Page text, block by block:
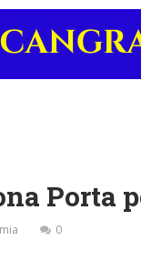
Porta
0